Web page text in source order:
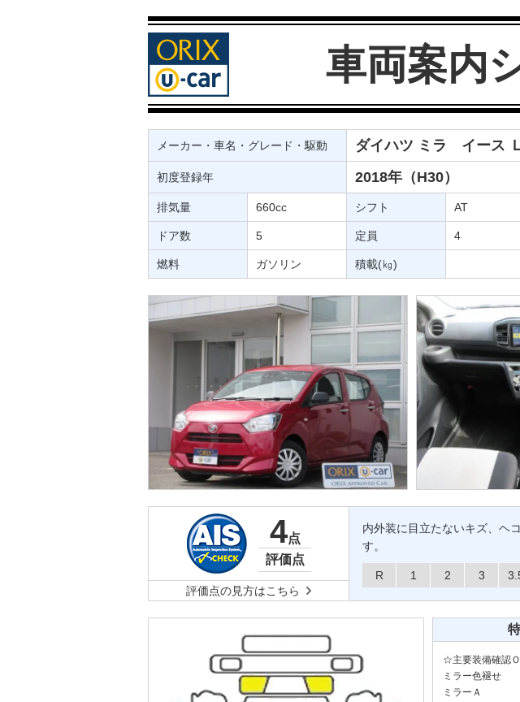
車両案内
メーカー・車名・グレード・駆動 ダイハツ ミラ イース
初度登録年 2018年（H30）
排気量 660cc シフト AT
ドア数 5 定員 4
燃料 ガソリン 積載(㎏)
4点
評価点
評価点の見方はこちら
内外装に目立たないキズ、ヘ
す。
R 1 2 3
☆主要装備確認
ミラー色褪せ
ミラーＡ